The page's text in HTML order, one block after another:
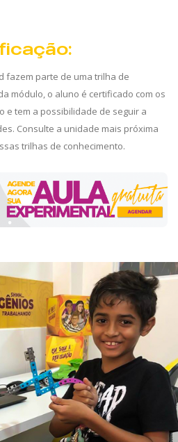
fazem parte de uma trilha de
módulo, o aluno é certificado com os
e tem a possibilidade de seguir a
Consulte a unidade mais próxima
trilhas de conhecimento.